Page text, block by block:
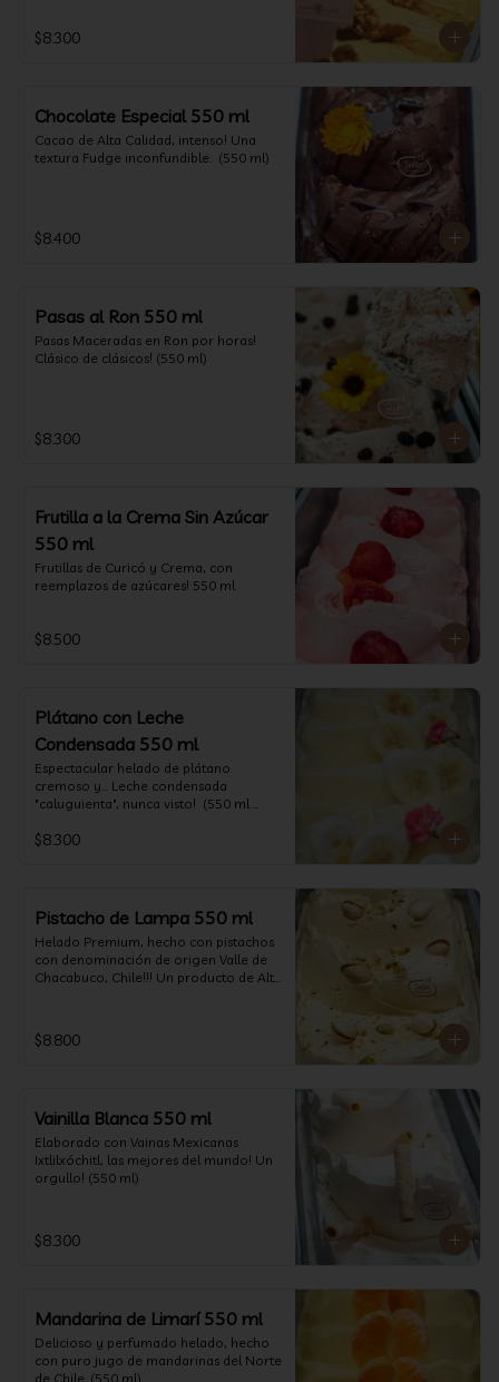
$8.300
Chocolate Especial 550 ml
Cacao de Alta Calidad, intenso! Una
textura Fudge inconfundible.  (550 ml)
$8.400
Pasas al Ron 550 ml
Pasas Maceradas en Ron por horas!
Clásico de clásicos! (550 ml)
$8.300
Frutilla a la Crema Sin Azúcar
550 ml
Frutillas de Curicó y Crema, con
reemplazos de azúcares! 550 ml
$8.500
Plátano con Leche
Condensada 550 ml
Espectacular helado de plátano
cremoso y... Leche condensada
"caluguienta", nunca visto!  (550 ml
$8.300
Pistacho de Lampa 550 ml
Helado Premium, hecho con pistachos
con denominación de origen Valle de
Chacabuco, Chile!!! Un producto de Alta
$8.800
Vainilla Blanca 550 ml
Elaborado con Vainas Mexicanas
Ixtlilxóchitl, las mejores del mundo! Un
orgullo! (550 ml)
$8.300
Mandarina de Limarí 550 ml
Delicioso y perfumado helado, hecho
con puro jugo de mandarinas del Norte
de Chile. (550 ml)